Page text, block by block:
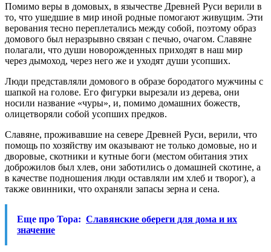
Помимо веры в домовых, в язычестве Древней Руси верили в
то, что ушедшие в мир иной родные помогают живущим. Эти
верования тесно переплетались между собой, поэтому образ
домового был неразрывно связан с печью, очагом. Славяне
полагали, что души новорожденных приходят в наш мир
через дымоход, через него же и уходят души усопших.
Люди представляли домового в образе бородатого мужчины с
шапкой на голове. Его фигурки вырезали из дерева, они
носили название «чуры», и, помимо домашних божеств,
олицетворяли собой усопших предков.
Славяне, проживавшие на севере Древней Руси, верили, что
помощь по хозяйству им оказывают не только домовые, но и
дворовые, скотники и кутные боги (местом обитания этих
доброжилов был хлев, они заботились о домашней скотине, а
в качестве подношения люди оставляли им хлеб и творог), а
также овинники, что охраняли запасы зерна и сена.
Еще про Тора: Славянские обереги для дома и их
значение